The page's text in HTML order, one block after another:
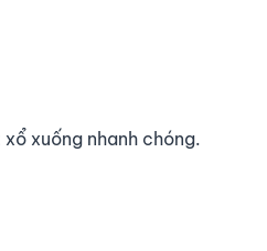
xuống nhanh chóng.